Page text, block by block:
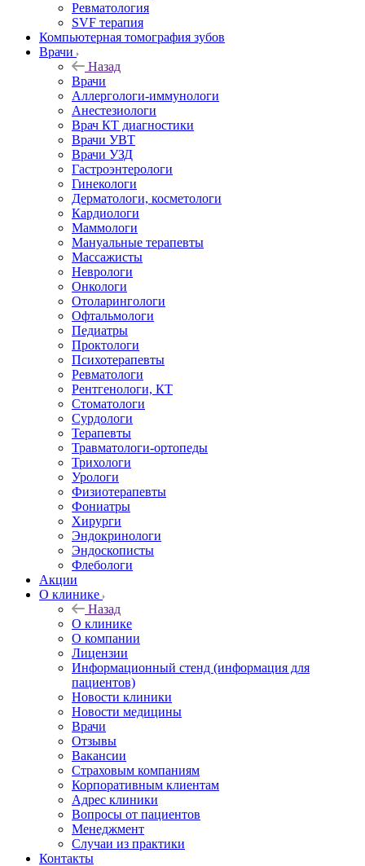
Ревматология
SVF терапия
Компьютерная томография зубов
Врачи
Назад
Врачи
Аллергологи-иммунологи
Анестезиологи
Врач КТ диагностики
Врачи УВТ
Врачи УЗД
Гастроэнтерологи
Гинекологи
Дерматологи, косметологи
Кардиологи
Маммологи
Мануальные терапевты
Массажисты
Неврологи
Онкологи
Отоларингологи
Офтальмологи
Педиатры
Проктологи
Психотерапевты
Ревматологи
Рентгенологи, КТ
Стоматологи
Сурдологи
Терапевты
Травматологи-ортопеды
Трихологи
Урологи
Физиотерапевты
Фониатры
Хирурги
Эндокринологи
Эндоскописты
Флебологи
Акции
О клинике
Назад
О клинике
О компании
Лицензии
Информационный стенд (информация для
пациентов)
Новости клиники
Новости медицины
Врачи
Отзывы
Вакансии
Страховым компаниям
Корпоративным клиентам
Адрес клиники
Вопросы от пациентов
Менеджмент
Случаи из практики
Контакты